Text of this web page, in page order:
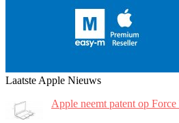
Laatste Apple Nieuws
Apple neemt patent op